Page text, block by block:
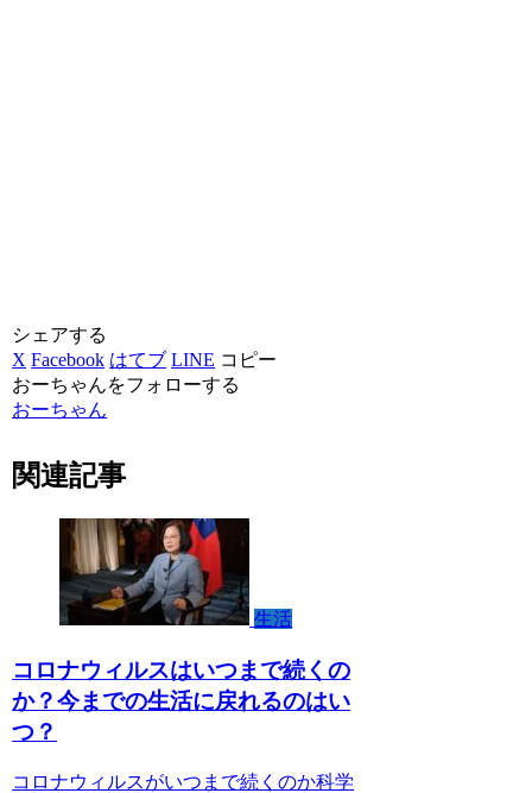
シェアする
X Facebook はてブ LINE コピー
おーちゃんをフォローする
おーちゃん
関連記事
生活
コロナウィルスはいつまで続くの
か？今までの生活に戻れるのはい
つ？
コロナウィルスがいつまで続くのか科学